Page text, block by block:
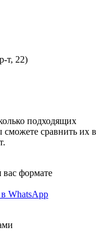
т, 22)
подходящих
сравнить их в
формате
WhatsApp